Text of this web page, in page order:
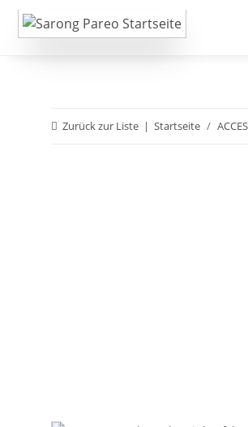
Zurück zur Liste Startseite